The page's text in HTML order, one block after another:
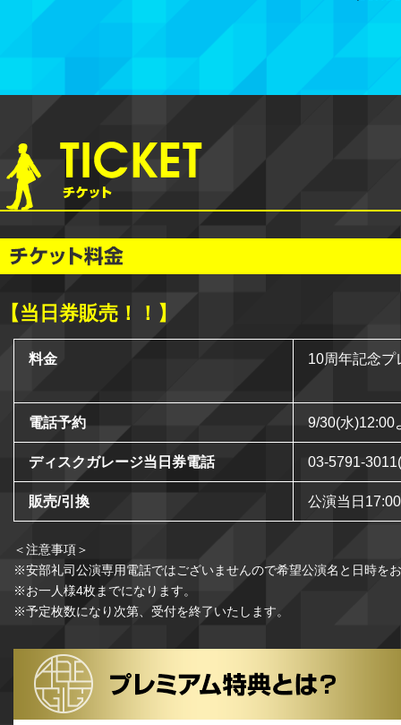
【当日券販売！！】
料金 10周年記念プ
電話予約 9/30(水)12:00
ディスクガレージ当日券電話 03-5791-
販売/引換 公演当日
＜注意事項＞
※安部礼司公演専用電話ではございませんので希望公演名と日時を
※お一人様4枚までになります。
※予定枚数になり次第、受付を終了いたします。